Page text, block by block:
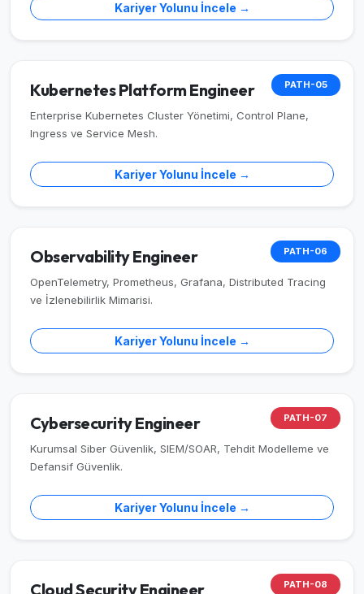
Kariyer Yolunu İncele →
PATH-05
Kubernetes Platform Engineer
Enterprise Kubernetes Cluster Yönetimi, Control Plane,
Ingress ve Service Mesh.
Kariyer Yolunu İncele →
PATH-06
Observability Engineer
OpenTelemetry, Prometheus, Grafana, Distributed Tracing
ve İzlenebilirlik Mimarisi.
Kariyer Yolunu İncele →
PATH-07
Cybersecurity Engineer
Kurumsal Siber Güvenlik, SIEM/SOAR, Tehdit Modelleme ve
Defansif Güvenlik.
Kariyer Yolunu İncele →
PATH-08
Cloud Security Engineer